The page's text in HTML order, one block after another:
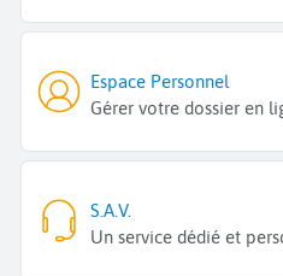
Espace Personnel
Gérer votre dossier en
S.A.V.
Un service dédié et